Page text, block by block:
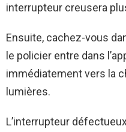
interrupteur creusera
Ensuite, cachez-vous
le policier entre dans
immédiatement vers la
lumières.
L’interrupteur